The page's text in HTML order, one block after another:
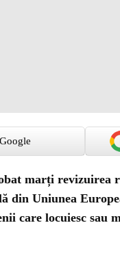
marți revizuirea
din Uniunea
care locuiesc sau